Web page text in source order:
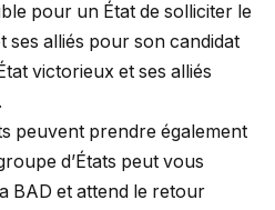
pour un État de solliciter le
ses alliés pour son candidat
victorieux et ses alliés
peuvent prendre également
d’États peut vous
BAD et attend le retour